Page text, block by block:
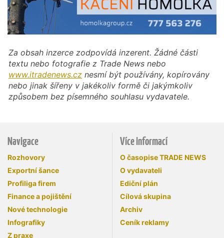
Za obsah inzerce zodpovídá inzerent. Žádné části
textu nebo fotografie z Trade News nebo
www.itradenews.cz nesmí být používány, kopírovány
nebo jinak šířeny v jakékoliv formě či jakýmkoliv
způsobem bez písemného souhlasu vydavatele.
Navigace
Rozhovory
Exportní šance
Profiliga firem
Finance a pojištění
Nové technologie
Infografiky
Z praxe
Více informací
O časopise TRADE NEWS
O vydavateli
Ediční plán
Cílová skupina
Archiv
Ceník reklamy